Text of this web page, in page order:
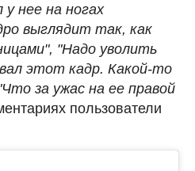
нее на ногах
выглядит так, как
"Надо уволить
этот кадр. Какой-то
за ужас на ее правой
пользователи